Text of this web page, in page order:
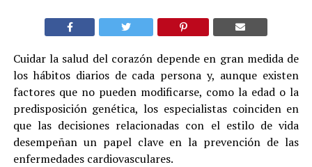
Cuidar la salud del corazón depende en gran medida de
los hábitos diarios de cada persona y, aunque existen
factores que no pueden modificarse, como la edad o la
predisposición genética, los especialistas coinciden en
que las decisiones relacionadas con el estilo de vida
desempeñan un papel clave en la prevención de las
enfermedades cardiovasculares.